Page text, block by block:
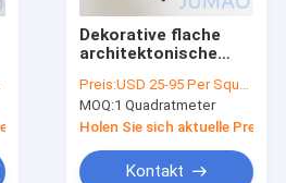
Dekorative flache
architektonische
Messing
Chromveredelung
Preis:USD 25-95 Per Square Meter
MOQ:1 Quadratmeter
Holen Sie sich aktuelle Preis
Kontakt